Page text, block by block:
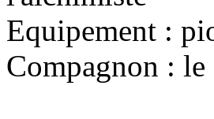
Equipement :
Compagnon : le